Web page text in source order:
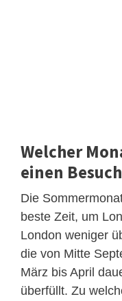
Welcher
einen
Die
beste Zeit, um
London weniger
die von Mitte
März bis April
überfüllt. Zu